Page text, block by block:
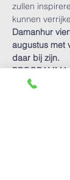
zullen
kunnen
Damanhur
augustus met
daar bij zijn.
PROGRAMMA
31 augustus